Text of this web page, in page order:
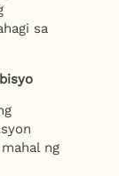
sa
ng